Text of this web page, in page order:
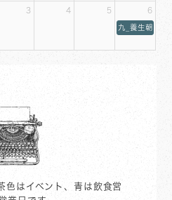
3 4 5 6
九_養生朝食
色はイベント、青は飲食営